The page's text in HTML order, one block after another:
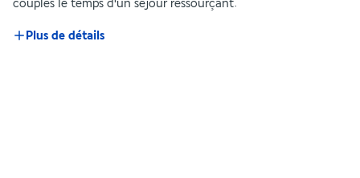
couples le temps d'un séjour ressourçant.
Plus de détails